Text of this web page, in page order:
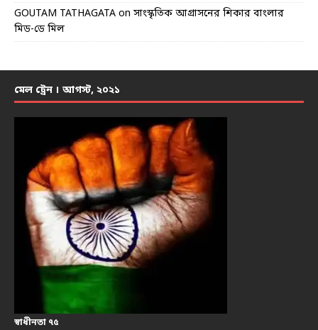
GOUTAM TATHAGATA on সাংস্কৃতিক আগ্রাসনের শিকার বাংলার
মিড-ডে মিল
মেল ট্রেন । আগস্ট, ২০২১
স্বাধীনতা ৭৫